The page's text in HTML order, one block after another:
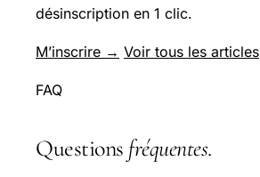
désinscription en 1 clic.
M’inscrire → Voir tous les articles
FAQ
Questions fréquentes.